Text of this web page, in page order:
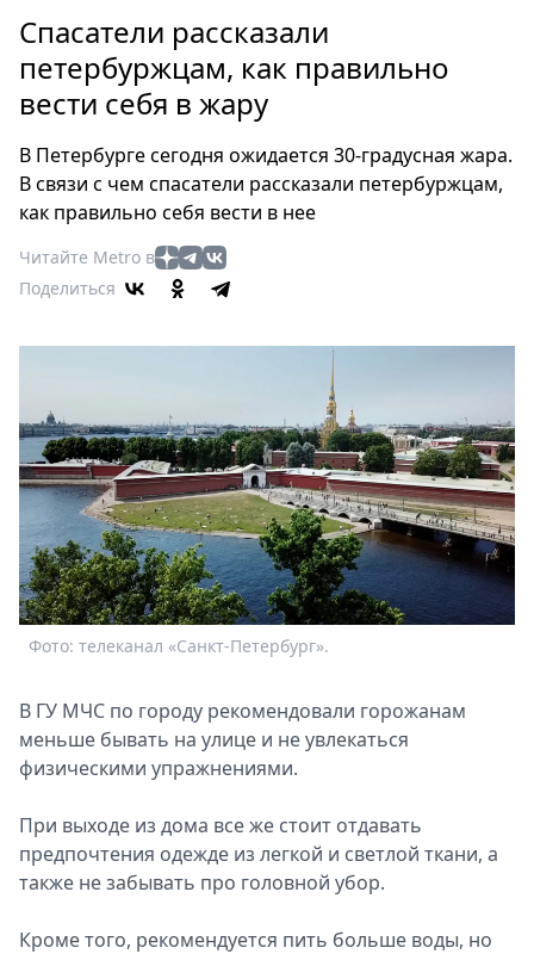
Россия
Мир
Здоровье
Туризм
Мода
Кино
Афиша
релизы
О
Metro
Стримы
Спецпроекты
Звезды
Выборы
2026
Metro
Спасатели рассказали
петербуржцам, как правильно
вести себя в жару
В Петербурге сегодня ожидается 30-градусная жара.
В связи с чем спасатели рассказали петербуржцам,
как правильно себя вести в нее
Читайте Metro в
Поделиться
Фото: телеканал «Санкт-Петербург».
В ГУ МЧС по городу рекомендовали горожанам
меньше бывать на улице и не увлекаться
физическими упражнениями.
При выходе из дома все же стоит отдавать
предпочтения одежде из легкой и светлой ткани, а
также не забывать про головной убор.
Кроме того, рекомендуется пить больше воды, но